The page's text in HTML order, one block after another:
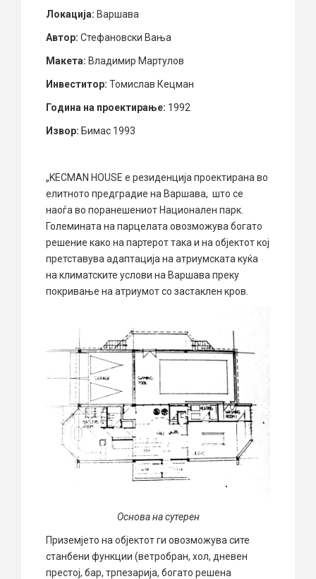
Локација: Варшава
Автор: Стефановски Вања
Макета: Владимир Мартулов
Инвеститор: Томислав Кецман
Година на проектирање: 1992
Извор: Бимас 1993
„KECMAN HOUSE е резиденција проектирана во
елитното предградие на Варшава, што се
наоѓа во поранешениот Национален парк.
Големината на парцелата овозможува богато
решение како на партерот така и на објектот кој
претставува адаптација на атриумската куќа
на климатските услови на Варшава преку
покривање на атриумот со застаклен кров.
Основа на сутерен
Приземјето на објектот ги овозможува сите
станбени функции (ветробран, хол, дневен
престој, бар, трпезарија, богато решена